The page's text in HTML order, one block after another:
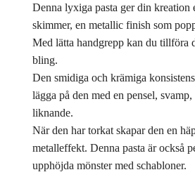
Denna lyxiga pasta ger din kreation
skimmer, en metallic finish som
Med lätta handgrepp kan du tillföra
bling.
Den smidiga och krämiga
lägga på den med en pensel,
liknande.
När den har torkat skapar den en
metalleffekt. Denna pasta är också
upphöjda mönster med schabloner.